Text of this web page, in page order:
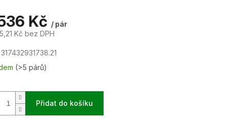
Kč / pár
Kč bez DPH
317432931738.21
(>5 párů)
Přidat do košíku